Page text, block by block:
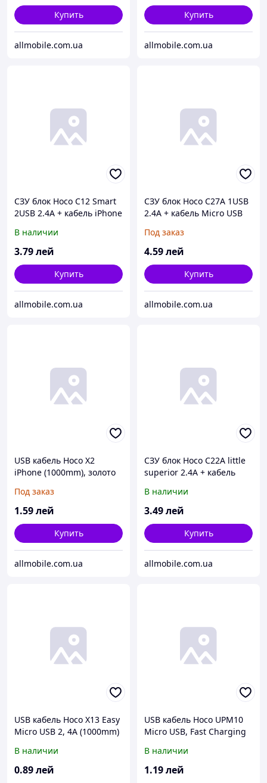
Купить
allmobile.com.ua
Купить
allmobile.com.ua
СЗУ блок Hoco C12 Smart
2USB 2.4A + кабель iPhone
В наличии
3.79лей
Купить
allmobile.com.ua
СЗУ блок Hoco C27A 1USB
2.4A + кабель Micro USB
Под заказ
4.59лей
Купить
allmobile.com.ua
USB кабель Hoco X2
iPhone (1000mm), золото
Под заказ
1.59лей
Купить
allmobile.com.ua
СЗУ блок Hoco C22A little
superior 2.4A + кабель
В наличии
3.49лей
Купить
allmobile.com.ua
USB кабель Hoco X13 Easy
Micro USB 2, 4A (1000mm)
В наличии
0.89лей
USB кабель Hoco UPM10
Micro USB, Fast Charging
В наличии
1.19лей